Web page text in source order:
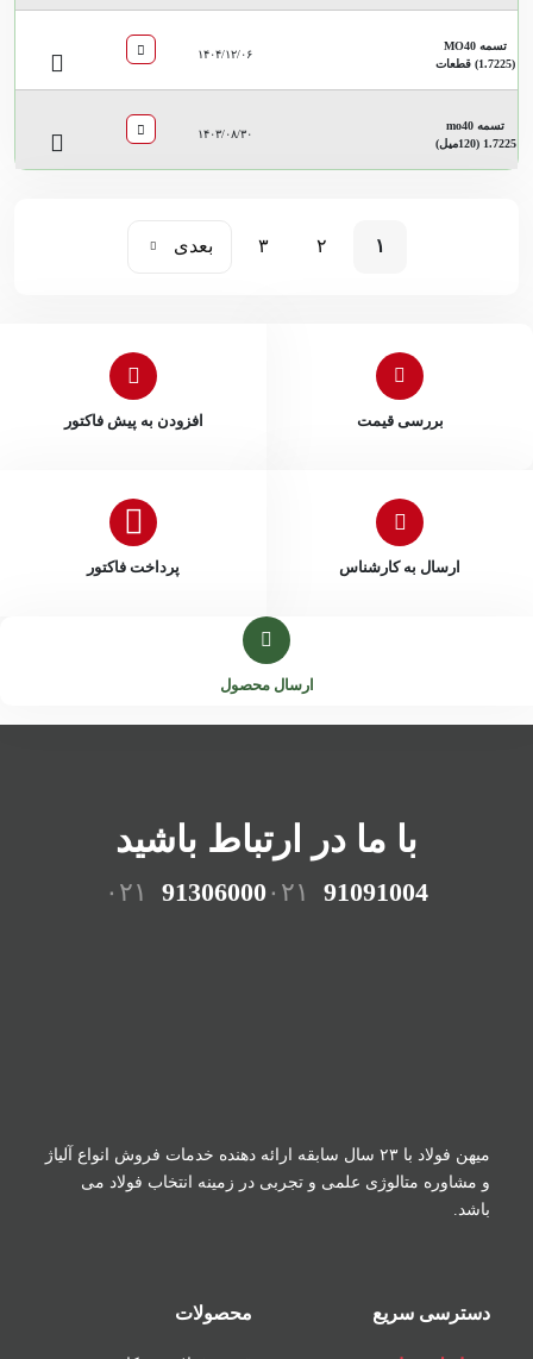
تسمه MO40
(1.7225) قطعات
۱۴۰۴/۱۲/۰۶
تسمه mo40
1.7225 (120میل)
۱۴۰۳/۰۸/۳۰
۱ ۲ ۳ بعدی
بررسی قیمت افزودن به پیش فاکتور
ارسال به کارشناس پرداخت فاکتور
ارسال محصول
میهن فولاد با ۲۳ سال سابقه ارائه دهنده خدمات فروش
انواع آلیاژ
و مشاوره متالوژی علمی و تجربی در زمینه انتخاب فولاد می
باشد.
دسترسی سریع محصولات
با ما در ارتباط باشید
۰۲۱ 91091004 ۰۲۱ 91306000